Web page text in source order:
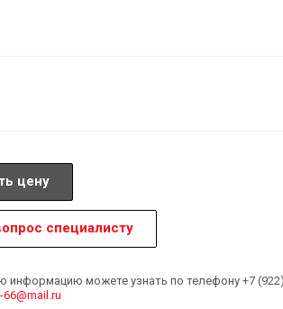
цену
специалисту
информацию можете узнать по телефону +7